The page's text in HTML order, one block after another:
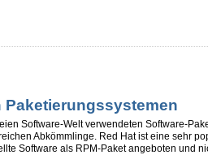
Paketierungssystemen
Software-Welt verwendeten Software-
Abkömmlinge. Red Hat ist eine sehr
Software als RPM-Paket angeboten und